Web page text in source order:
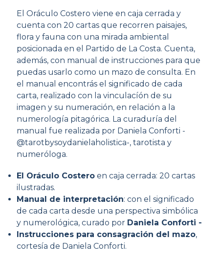
El Oráculo Costero viene en caja cerrada y
cuenta con 20 cartas que recorren paisajes,
flora y fauna con una mirada ambiental
posicionada en el Partido de La Costa. Cuenta,
además, con manual de instrucciones para que
puedas usarlo como un mazo de consulta. En
el manual encontrás el significado de cada
carta, realizado con la vinculacíón de su
imagen y su numeración, en relación a la
numerología pitagórica. La curaduría del
manual fue realizada por Daniela Conforti -
@tarotbysoydanielaholistica-, tarotista y
numeróloga.
El Oráculo Costeroen caja cerrada: 20 cartas
ilustradas.
Manual de interpretación: con el significado
de cada carta desde una perspectiva simbólica
y numerológica, curado por Daniela Conforti -
Instrucciones para consagración del mazo,
cortesía de Daniela Conforti.